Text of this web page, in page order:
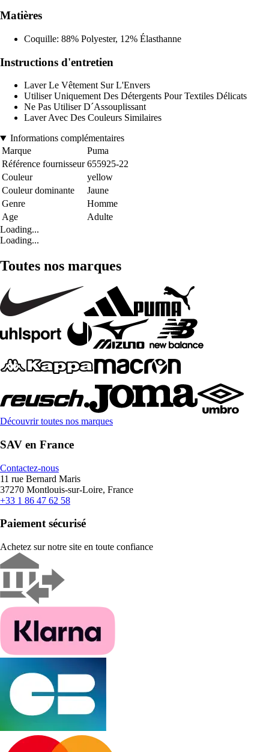
Matières
Coquille: 88% Polyester, 12% Élasthanne
Instructions d'entretien
Laver Le Vêtement Sur L'Envers
Utiliser Uniquement Des Détergents Pour Textiles Délicats
Ne Pas Utiliser D´Assouplissant
Laver Avec Des Couleurs Similaires
Informations complémentaires
Marque
Puma
Référence fournisseur 655925-22
Couleur
yellow
Couleur dominante
Jaune
Genre
Homme
Age
Adulte
Loading...
Loading...
Toutes nos marques
Découvrir toutes nos marques
SAV en France
Contactez-nous
11 rue Bernard Maris
37270 Montlouis-sur-Loire, France
+33 1 86 47 62 58
Paiement sécurisé
Achetez sur notre site en toute confiance